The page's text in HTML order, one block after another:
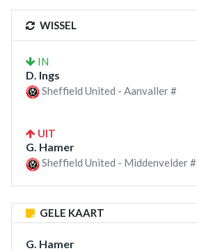
WISSEL
IN
D. Ings
Sheffield United - Aanvaller #
UIT
G. Hamer
Sheffield United - Middenvelder #
GELE KAART
G. Hamer